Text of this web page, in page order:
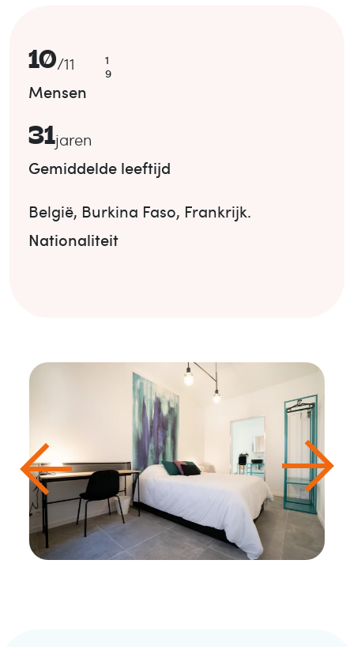
10/11
1
9
Mensen
31jaren
Gemiddelde leeftijd
België, Burkina Faso, Frankrijk.
Nationaliteit